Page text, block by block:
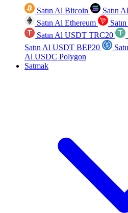
Satın Al Bitcoin Satın
Satın Al Ethereum
Satın Al USDT TRC20
Satın Al USDT BEP20
Al USDC Polygon
Satmak